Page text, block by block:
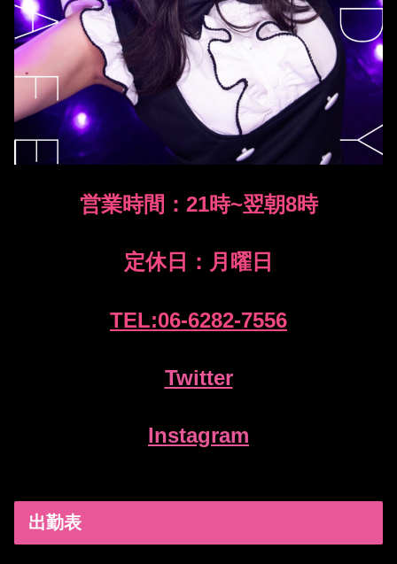
営業時間：21時~翌朝8時
定休日：月曜日
TEL:06-6282-7556
Twitter
Instagram
出勤表